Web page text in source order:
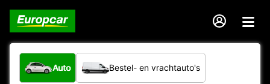
Welk type voertuig?
Auto Bestel- en vrachtauto's